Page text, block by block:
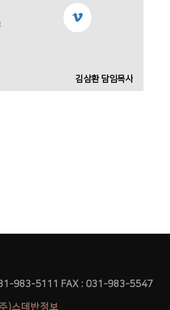
김삼환 담임목사
983-5111 FAX : 031-983-5547
)스데반정보